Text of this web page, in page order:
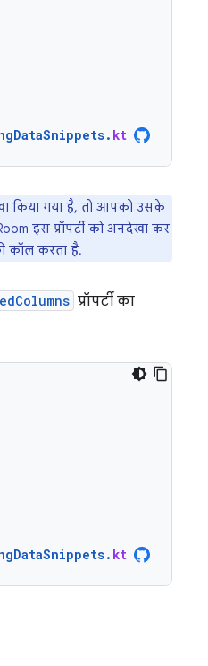
. kt
किया गया है, तो आपको उसके
इस प्रॉपर्टी को अनदेखा कर
कॉल करता है.
प्रॉपर्टी का
. kt